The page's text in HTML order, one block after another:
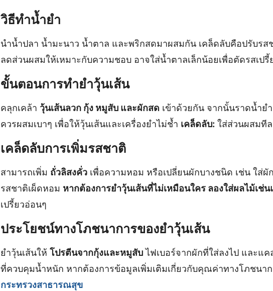
วิธีทำน้ำยำ
นำน้ำปลา น้ำมะนาว น้ำตาล และพริกสดมาผสมกัน เคล็ดลับคือปรับรส
ลดส่วนผสมให้เหมาะกับความชอบ อาจใส่น้ำตาลเล็กน้อยเพื่อตัดรสเปรี้
ขั้นตอนการทำยำวุ้นเส้น
คลุกเคล้า วุ้นเส้นลวก กุ้ง หมูสับ และผักสด เข้าด้วยกัน จากนั้นราดน้ำย
ควรผสมเบาๆ เพื่อให้วุ้นเส้นและเครื่องยำไม่ช้ำ เคล็ดลับ: ใส่ส่วนผสมที
เคล็ดลับการเพิ่มรสชาติ
สามารถเพิ่ม ถั่วลิสงคั่ว เพื่อความหอม หรือเปลี่ยนผักบางชนิด เช่น ใส่ผั
รสชาติเผ็ดหอม หากต้องการยำวุ้นเส้นที่ไม่เหมือนใคร ลองใส่ผลไม้เช่น
เปรี้ยวอ่อนๆ
ประโยชน์ทางโภชนาการของยำวุ้นเส้น
ยำวุ้นเส้นให้ โปรตีนจากกุ้งและหมูสับไฟเบอร์จากผักที่ใส่ลงไป และแ
ที่ควบคุมน้ำหนัก หากต้องการข้อมูลเพิ่มเติมเกี่ยวกับคุณค่าทางโภชนาก
กระทรวงสาธารณสุข